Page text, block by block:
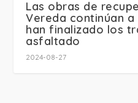
Las obras de
Vereda continúan
han finalizado los
asfaltado
2024-08-27